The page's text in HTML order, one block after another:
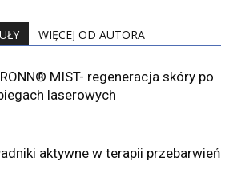
WIĘCEJ OD AUTORA
MIST- regeneracja skóry po
laserowych
aktywne w terapii przebarwień